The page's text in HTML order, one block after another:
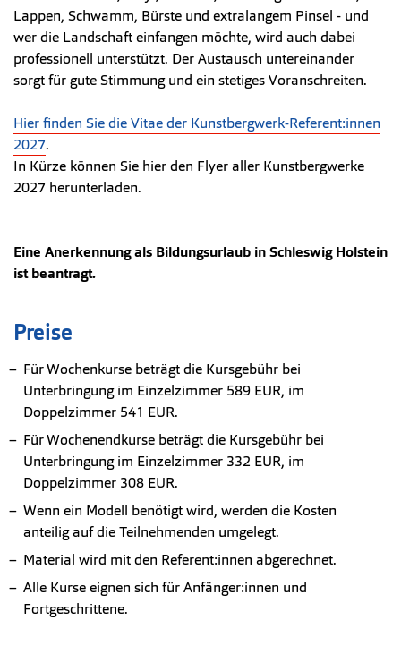
Lappen, Schwamm, Bürste und extralangem Pinsel - und
wer die Landschaft einfangen möchte, wird auch dabei
professionell unterstützt. Der Austausch untereinander
sorgt für gute Stimmung und ein stetiges Voranschreiten.
Hier finden Sie die Vitae der Kunstbergwerk-Referent:innen
2027.
In Kürze können Sie hier den Flyer aller Kunstbergwerke
2027 herunterladen.
Eine Anerkennung als Bildungsurlaub in Schleswig Holstein
ist beantragt.
Preise
Für Wochenkurse beträgt die Kursgebühr bei
Unterbringung im Einzelzimmer 589 EUR, im
Doppelzimmer 541 EUR.
Für Wochenendkurse beträgt die Kursgebühr bei
Unterbringung im Einzelzimmer 332 EUR, im
Doppelzimmer 308 EUR.
Wenn ein Modell benötigt wird, werden die Kosten
anteilig auf die Teilnehmenden umgelegt.
Material wird mit den Referent:innen abgerechnet.
Alle Kurse eignen sich für Anfänger:innen und
Fortgeschrittene.